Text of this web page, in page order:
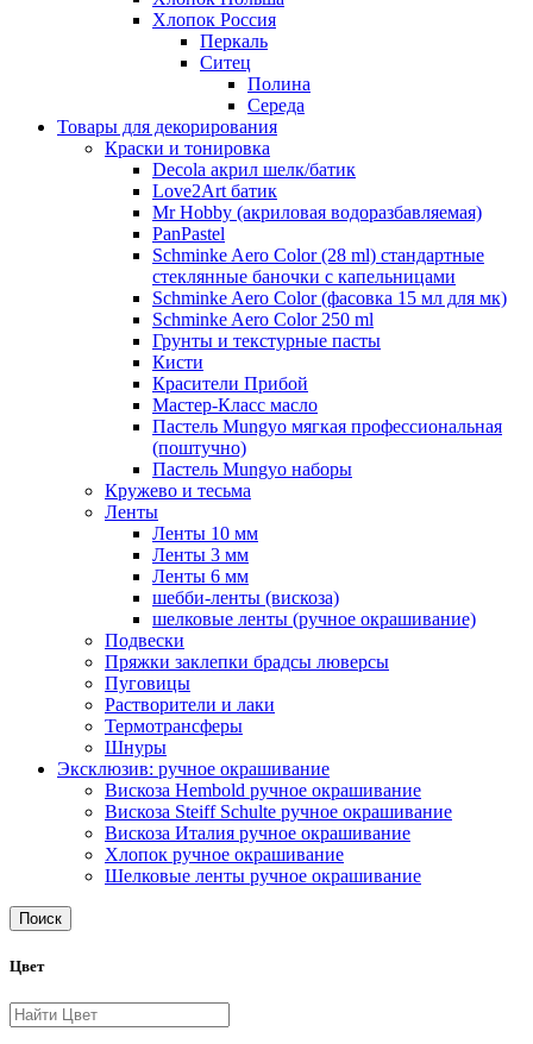
Хлопок Россия
Перкаль
Ситец
Полина
Середа
Товары для декорирования
Краски и тонировка
Decola акрил шелк/батик
Love2Art батик
Mr Hobby (акриловая водоразбавляемая)
PanPastel
Schminke Aero Color (28 ml) стандартные
стеклянные баночки с капельницами
Schminke Aero Color (фасовка 15 мл для мк)
Schminke Aero Color 250 ml
Грунты и текстурные пасты
Кисти
Красители Прибой
Мастер-Класс масло
Пастель Mungyo мягкая профессиональная
(поштучно)
Пастель Mungyo наборы
Кружево и тесьма
Ленты
Ленты 10 мм
Ленты 3 мм
Ленты 6 мм
шебби-ленты (вискоза)
шелковые ленты (ручное окрашивание)
Подвески
Пряжки заклепки брадсы люверсы
Пуговицы
Растворители и лаки
Термотрансферы
Шнуры
Эксклюзив: ручное окрашивание
Вискоза Hembold ручное окрашивание
Вискоза Steiff Schulte ручное окрашивание
Вискоза Италия ручное окрашивание
Хлопок ручное окрашивание
Шелковые ленты ручное окрашивание
Поиск
Цвет